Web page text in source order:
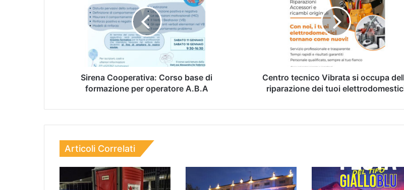
Sirena Cooperativa: Corso base di
formazione per operatore A.B.A
Centro tecnico Vibrata si occupa
riparazione dei tuoi
Articoli Correlati